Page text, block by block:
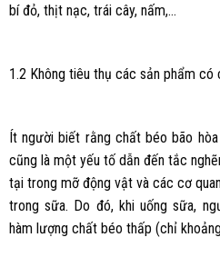
bí đỏ, thịt nạc, trái cây, nấm,…
1.2 Không tiêu thụ các sản phẩm
Ít người biết rằng chất béo bão
cũng là một yếu tố dẫn đến tắc
tại trong mỡ động vật và các cơ
trong sữa. Do đó, khi uống sữa,
hàm lượng chất béo thấp (chỉ